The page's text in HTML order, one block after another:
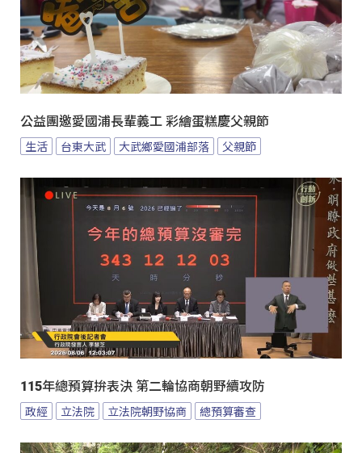
公益團邀愛國浦長輩義工 彩繪蛋糕慶父親節
生活 台東大武 大武鄉愛國浦部落 父親節
115年總預算拚表決 第二輪協商朝野續攻防
政經 立法院 立法院朝野協商 總預算審查